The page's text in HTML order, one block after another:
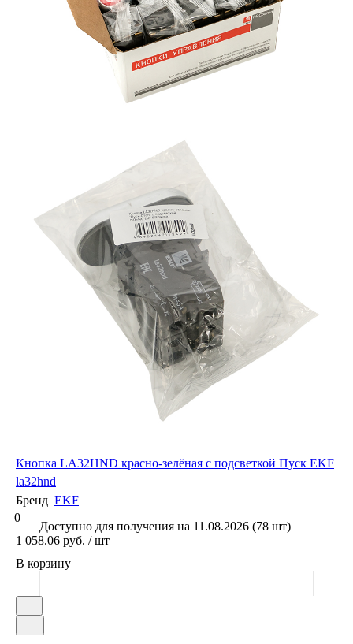
Кнопка LA32HND красно-зелёная с подсветкой Пуск EKF
la32hnd
Бренд EKF
0
Доступно для получения на 11.08.2026 (78 шт)
1 058.06 руб. / шт
В корзину